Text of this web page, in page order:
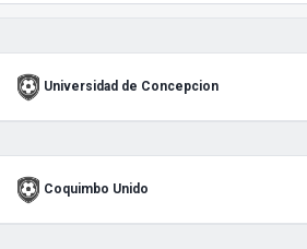
Universidad de Concepcion
Coquimbo Unido